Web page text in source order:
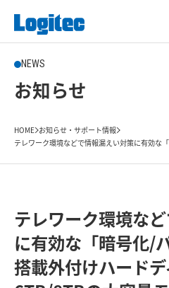
NEWS
お知らせ
HOME お知らせ・サポート情報
テレワーク環境などで情報漏えい対策に有効な
テレワーク環境な
に有効な「暗号化/
搭載外付けハード